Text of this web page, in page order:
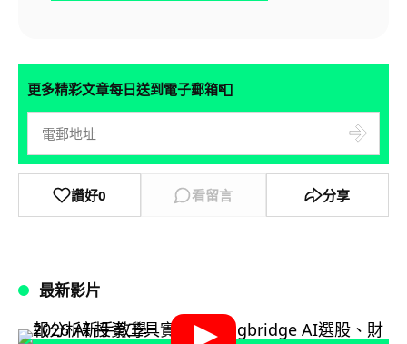
更多精彩文章每日送到電子郵箱📮
讚好0 看留言 分享
最新影片